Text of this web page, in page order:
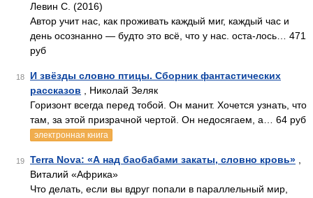
Левин С. (2016)
Автор учит нас, как проживать каждый миг, каждый час и
день осознанно — будто это всё, что у нас. оста-лось… 471
руб
18
И звёзды словно птицы. Сборник фантастических
рассказов , Николай Зеляк
Горизонт всегда перед тобой. Он манит. Хочется узнать, что
там, за этой призрачной чертой. Он недосягаем, а… 64 руб
электронная книга
19 Terra Nova: «А над баобабами закаты, словно кровь»
Виталий «Африка»
Что делать, если вы вдруг попали в параллельный мир,